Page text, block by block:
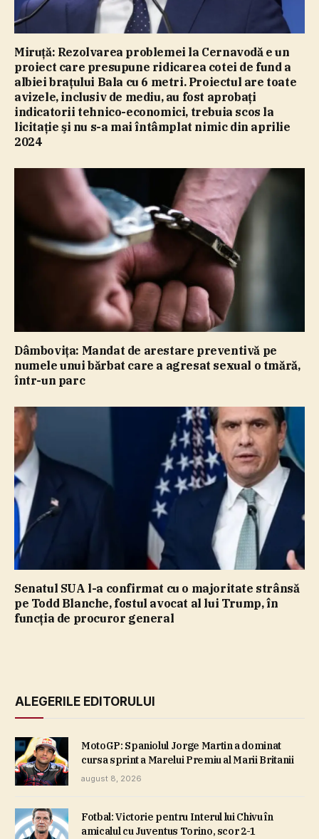
Miruţă: Rezolvarea problemei la Cernavodă e un
proiect care presupune ridicarea cotei de fund a
albiei braţului Bala cu 6 metri. Proiectul are toate
avizele, inclusiv de mediu, au fost aprobaţi
indicatorii tehnico-economici, trebuia scos la
licitaţie şi nu s-a mai întâmplat nimic din aprilie
2024
Dâmboviţa: Mandat de arestare preventivă pe
numele unui bărbat care a agresat sexual o tmără,
într-un parc
Senatul SUA l-a confirmat cu o majoritate strânsă
pe Todd Blanche, fostul avocat al lui Trump, în
funcţia de procuror general
ALEGERILE EDITORULUI
MotoGP: Spaniolul Jorge Martin a dominat
cursa sprint a Marelui Premiu al Marii Britanii
august 8, 2026
Fotbal: Victorie pentru Interul lui Chivu în
amicalul cu Juventus Torino, scor 2-1